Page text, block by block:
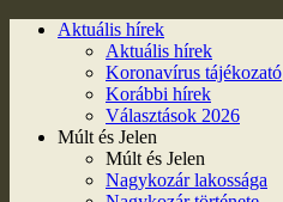
Aktuális hírek
Aktuális hírek
Koronavírus tájékozató
Korábbi hírek
Választások 2026
Múlt és Jelen
Múlt és Jelen
Nagykozár lakossága